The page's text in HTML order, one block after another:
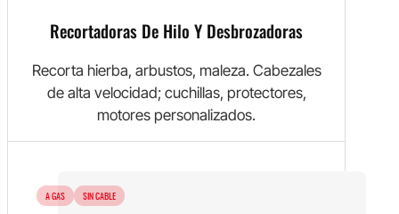
Recortadoras De Hilo Y Desbrozadoras
Recorta hierba, arbustos, maleza. Cabezales
de alta velocidad; cuchillas, protectores,
motores personalizados.
A GAS SIN CABLE